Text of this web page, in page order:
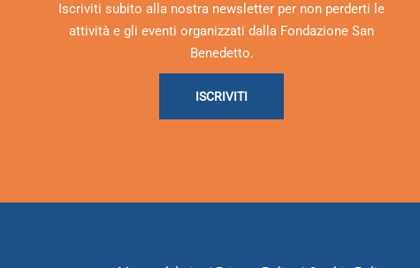
Iscriviti subito alla nostra newsletter per non perderti le
attività e gli eventi organizzati dalla Fondazione San
Benedetto.
ISCRIVITI